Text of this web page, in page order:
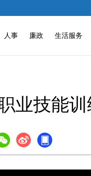
人事 廉政 生活服务
业技能